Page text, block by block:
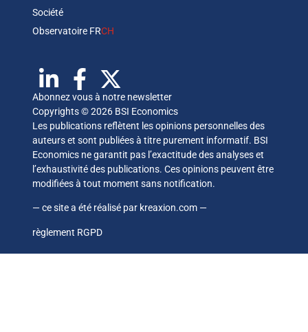
Société
Observatoire FRCH
Abonnez vous à notre newsletter
Copyrights © 2026 BSI Economics
Les publications reflètent les opinions personnelles des
auteurs et sont publiées à titre purement informatif. BSI
Economics ne garantit pas l’exactitude des analyses et
l’exhaustivité des publications. Ces opinions peuvent être
modifiées à tout moment sans notification.
— ce site a été réalisé par kreaxion.com —
règlement RGPD